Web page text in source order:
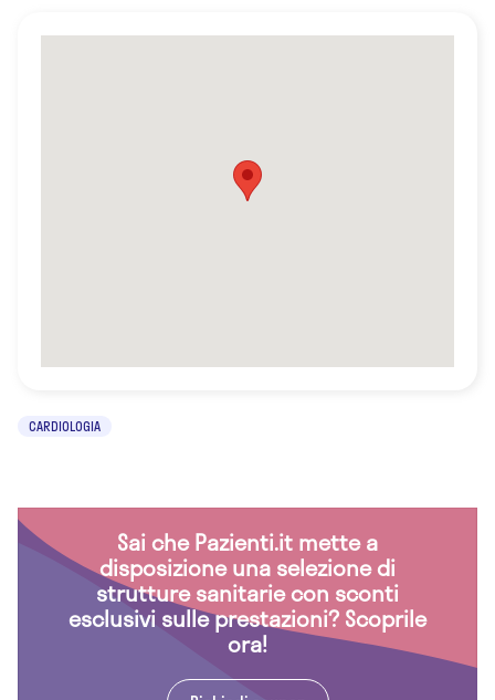
CARDIOLOGIA
Sai che Pazienti.it mette a
disposizione una selezione di
strutture sanitarie con sconti
esclusivi sulle prestazioni? Scoprile
ora!